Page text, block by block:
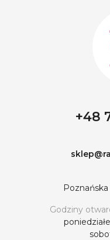
+48
Godziny